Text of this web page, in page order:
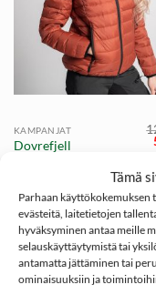
Tämä
Parhaan käyttökokemuksen
evästeitä, laitetietojen
hyväksyminen antaa meille
selauskäyttäytymistä tai
antamatta jättäminen tai
ominaisuuksiin ja
KAMPANJAT
Dovrefjell
SOSIAALINEN